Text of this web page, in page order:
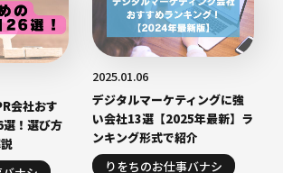
会社おす
！選び方
2025.01.06
デジタルマーケティングに強
い会社13選【2025年最新】ラ
ンキング形式で紹介
りをちのお仕事バナシ